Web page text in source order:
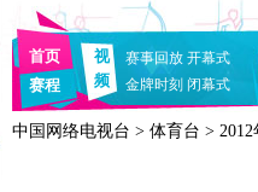
首页
赛程
视
频
赛事回放 开幕式
金牌时刻 闭幕式
中国网络电视台 > 体育台 >